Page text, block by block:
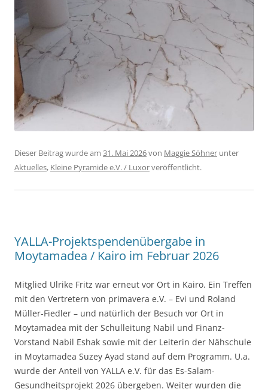
Dieser Beitrag wurde am 31. Mai 2026von Maggie Söhner unter
Aktuelles, Kleine Pyramide e.V. / Luxorveröffentlicht.
YALLA-Projektspendenübergabe in
Moytamadea / Kairo im Februar 2026
Mitglied Ulrike Fritz war erneut vor Ort in Kairo. Ein Treffen
mit den Vertretern von primavera e.V. – Evi und Roland
Müller-Fiedler – und natürlich der Besuch vor Ort in
Moytamadea mit der Schulleitung Nabil und Finanz-
Vorstand Nabil Eshak sowie mit der Leiterin der Nähschule
in Moytamadea Suzey Ayad stand auf dem Programm. U.a.
wurde der Anteil von YALLA e.V. für das Es-Salam-
Gesundheitsprojekt 2026 übergeben. Weiter wurden die